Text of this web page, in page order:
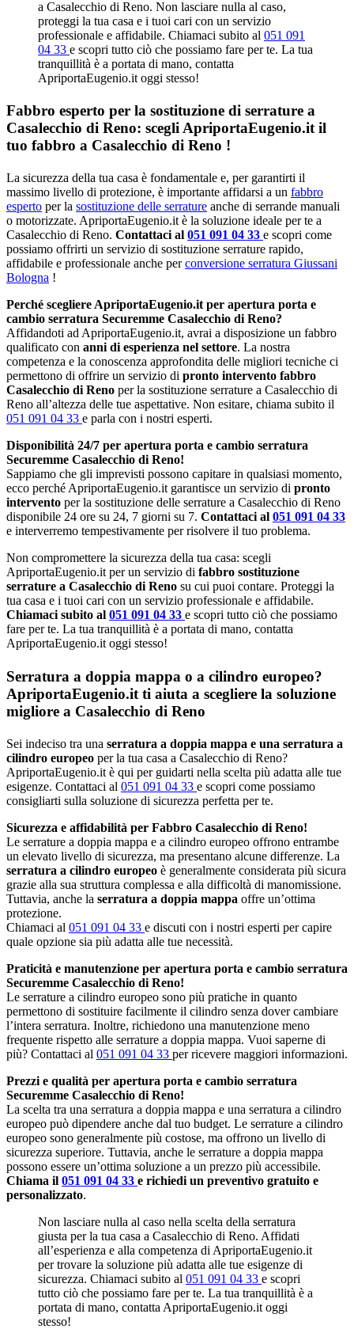
a Casalecchio di Reno. Non lasciare nulla al caso,
proteggi la tua casa e i tuoi cari con un servizio
professionale e affidabile. Chiamaci subito al 051 091
04 33 e scopri tutto ciò che possiamo fare per te. La tua
tranquillità è a portata di mano, contatta
ApriportaEugenio.it oggi stesso!
Fabbro esperto per la sostituzione di serrature a
Casalecchio di Reno: scegli ApriportaEugenio.it il
tuo fabbro a Casalecchio di Reno !
La sicurezza della tua casa è fondamentale e, per garantirti il
massimo livello di protezione, è importante affidarsi a un fabbro
esperto per la sostituzione delle serrature anche di serrande manuali
o motorizzate. ApriportaEugenio.it è la soluzione ideale per te a
Casalecchio di Reno. Contattaci al 051 091 04 33 e scopri come
possiamo offrirti un servizio di sostituzione serrature rapido,
affidabile e professionale anche perconversione serratura Giussani
Bologna !
Perché scegliere ApriportaEugenio.it per apertura porta e
cambio serratura Securemme Casalecchio di Reno?
Affidandoti ad ApriportaEugenio.it, avrai a disposizione un fabbro
qualificato con anni di esperienza nel settore. La nostra
competenza e la conoscenza approfondita delle migliori tecniche ci
permettono di offrire un servizio di pronto intervento fabbro
Casalecchio di Reno per la sostituzione serrature a Casalecchio di
Reno all’altezza delle tue aspettative. Non esitare, chiama subito il
051 091 04 33 e parla con i nostri esperti.
Disponibilità 24/7 per apertura porta e cambio serratura
Securemme Casalecchio di Reno!
Sappiamo che gli imprevisti possono capitare in qualsiasi momento,
ecco perché ApriportaEugenio.it garantisce un servizio di pronto
intervento per la sostituzione delle serrature a Casalecchio di Reno
disponibile 24 ore su 24, 7 giorni su 7. Contattaci al 051 091 04 33
e interverremo tempestivamente per risolvere il tuo problema.
Non compromettere la sicurezza della tua casa: scegli
ApriportaEugenio.it per un servizio di fabbro sostituzione
serrature a Casalecchio di Reno su cui puoi contare. Proteggi la
tua casa e i tuoi cari con un servizio professionale e affidabile.
Chiamaci subito al 051 091 04 33 e scopri tutto ciò che possiamo
fare per te. La tua tranquillità è a portata di mano, contatta
ApriportaEugenio.it oggi stesso!
Serratura a doppia mappa o a cilindro europeo?
ApriportaEugenio.it ti aiuta a scegliere la soluzione
migliore a Casalecchio di Reno
Sei indeciso tra una serratura a doppia mappa e una serratura a
cilindro europeo per la tua casa a Casalecchio di Reno?
ApriportaEugenio.it è qui per guidarti nella scelta più adatta alle tue
esigenze. Contattaci al 051 091 04 33 e scopri come possiamo
consigliarti sulla soluzione di sicurezza perfetta per te.
Sicurezza e affidabilità per Fabbro Casalecchio di Reno!
Le serrature a doppia mappa e a cilindro europeo offrono entrambe
un elevato livello di sicurezza, ma presentano alcune differenze. La
serratura a cilindro europeo è generalmente considerata più sicura
grazie alla sua struttura complessa e alla difficoltà di manomissione.
Tuttavia, anche la serratura a doppia mappa offre un’ottima
protezione.
Chiamaci al 051 091 04 33 e discuti con i nostri esperti per capire
quale opzione sia più adatta alle tue necessità.
Praticità e manutenzione per apertura porta e cambio serratura
Securemme Casalecchio di Reno!
Le serrature a cilindro europeo sono più pratiche in quanto
permettono di sostituire facilmente il cilindro senza dover cambiare
l’intera serratura. Inoltre, richiedono una manutenzione meno
frequente rispetto alle serrature a doppia mappa. Vuoi saperne di
più? Contattaci al 051 091 04 33 per ricevere maggiori informazioni.
Prezzi e qualità per apertura porta e cambio serratura
Securemme Casalecchio di Reno!
La scelta tra una serratura a doppia mappa e una serratura a cilindro
europeo può dipendere anche dal tuo budget. Le serrature a cilindro
europeo sono generalmente più costose, ma offrono un livello di
sicurezza superiore. Tuttavia, anche le serrature a doppia mappa
possono essere un’ottima soluzione a un prezzo più accessibile.
Chiama il 051 091 04 33 e richiedi un preventivo gratuito e
personalizzato.
Non lasciare nulla al caso nella scelta della serratura
giusta per la tua casa a Casalecchio di Reno. Affidati
all’esperienza e alla competenza di ApriportaEugenio.it
per trovare la soluzione più adatta alle tue esigenze di
sicurezza. Chiamaci subito al 051 091 04 33 e scopri
tutto ciò che possiamo fare per te. La tua tranquillità è a
portata di mano, contatta ApriportaEugenio.it oggi
stesso!